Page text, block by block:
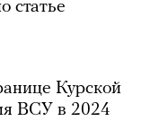
статье
Курской
ВСУ в 2024